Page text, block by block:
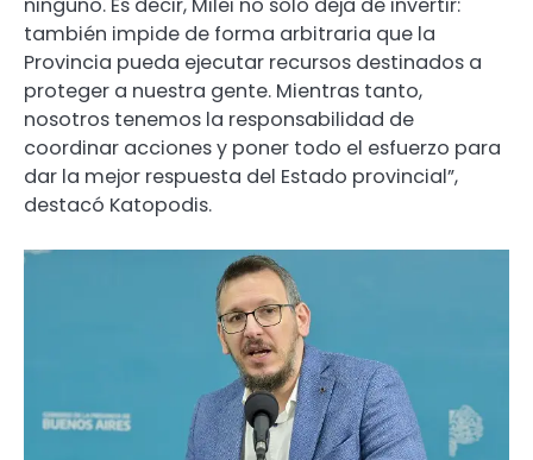
ninguno. Es decir, Milei no solo deja de invertir:
también impide de forma arbitraria que la
Provincia pueda ejecutar recursos destinados a
proteger a nuestra gente. Mientras tanto,
nosotros tenemos la responsabilidad de
coordinar acciones y poner todo el esfuerzo para
dar la mejor respuesta del Estado provincial”,
destacó Katopodis.